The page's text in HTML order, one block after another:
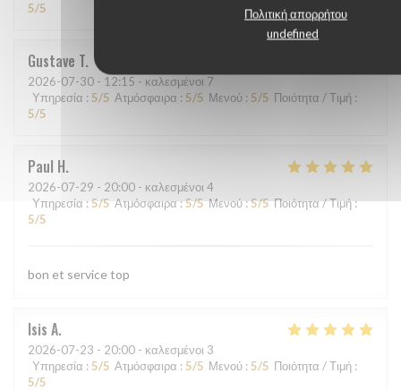
Πολιτική απορρήτου
undefined
5/5
Gustave T
2026-07-30 - 12:15 - καλεσμένοι 7
Υπηρεσία : 5/5 Ατμόσφαιρα : 5/5 Μενού : 5/5 Ποιότητα / Τιμή :
5/5
Paul H
2026-07-29 - 20:00 - καλεσμένοι 4
Υπηρεσία : 5/5 Ατμόσφαιρα:5/5 Μενού:5/5 Ποιότητα / Τιμή:
5/5
bon et service top
Isis A
2026-07-23 - 20:00 - καλεσμένοι 3
Υπηρεσία : 5/5 Ατμόσφαιρα : 5/5 Μενού : 5/5 Ποιότητα / Τιμή :
5/5